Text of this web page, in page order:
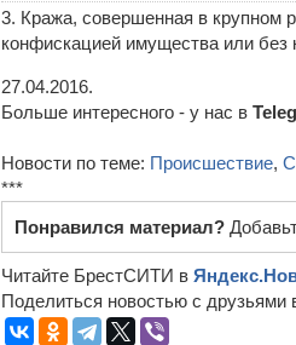
3. Кража, совершенная в крупном
конфискацией имущества или без
27.04.2016.
Больше интересного - у нас в
Новости по теме: Происшествие,
***
Понравился материал?
Читайте БрестСИТИ в
Поделиться новостью с друзьями